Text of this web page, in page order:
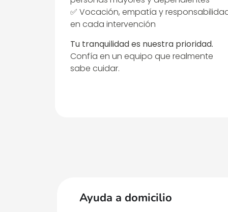
✅ Vocación, empatía y
en cada intervención
Tu tranquilidad es nuestra prioridad.
Confía en un equipo que realmente
sabe cuidar.
Ayuda a domicilio